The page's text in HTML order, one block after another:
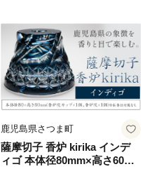
産原料 素麺 うどん そば 天ぷ
ら 送料無料
鹿児島県さつま町
薩摩切子 香炉 kirika インデ
ィゴ 本体径80mm×高さ60m